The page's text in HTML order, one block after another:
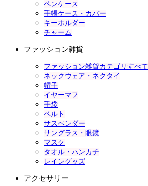
ペンケース
手帳ケース・カバー
キーホルダー
チャーム
ファッション雑貨
ファッション雑貨カテゴリすべて
ネックウェア・ネクタイ
帽子
イヤーマフ
手袋
ベルト
サスペンダー
サングラス・眼鏡
マスク
タオル・ハンカチ
レイングッズ
アクセサリー